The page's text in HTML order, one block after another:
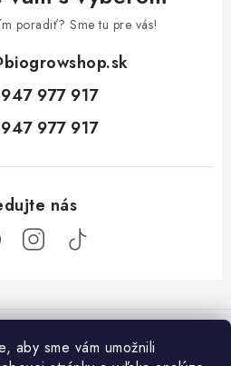
aby sme vám umožnili
poradiť? Sme tu pre vás!
biogrowshop.sk
977 917
977 917